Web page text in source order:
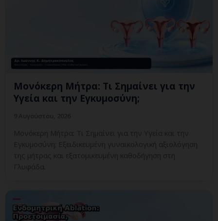
Μονόκερη Μήτρα: Τι Σημαίνει για την
Υγεία και την Εγκυμοσύνη;
Μονόκερη Μήτρα: Τι Σημαίνει για την Υγεία και την
Εγκυμοσύνη; Εξειδικευμένη γυναικολογική αξιολόγηση
της μήτρας και εξατομικευμένη καθοδήγηση στη
Γλυφάδα.